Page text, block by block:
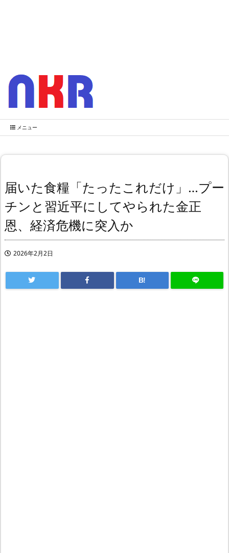
メニュー
届いた食糧「たったこれだけ」…プー
チンと習近平にしてやられた金正
恩、経済危機に突入か
2026年2月2日
B!